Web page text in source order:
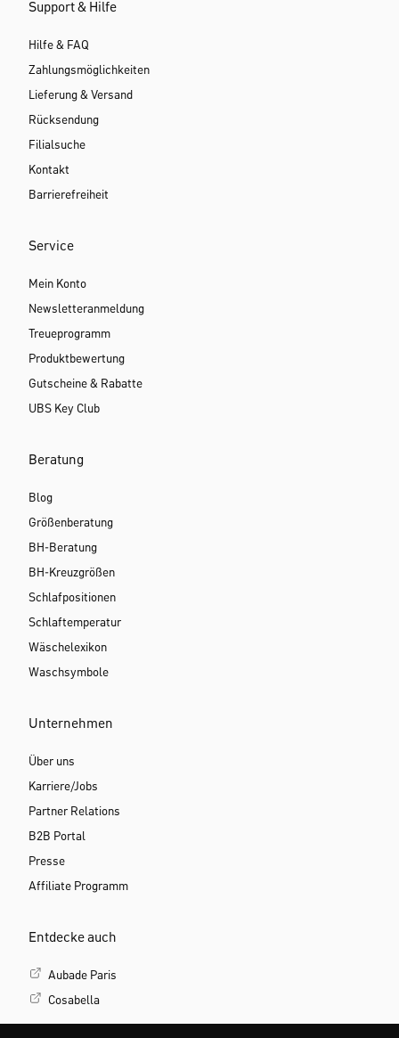
Support & Hilfe
Hilfe & FAQ
Zahlungsmöglichkeiten
Lieferung & Versand
Rücksendung
Filialsuche
Kontakt
Barrierefreiheit
Service
Mein Konto
Newsletteranmeldung
Treueprogramm
Produktbewertung
Gutscheine & Rabatte
UBS Key Club
Beratung
Blog
Größenberatung
BH-Beratung
BH-Kreuzgrößen
Schlafpositionen
Schlaftemperatur
Wäschelexikon
Waschsymbole
Unternehmen
Über uns
Karriere/Jobs
Partner Relations
B2B Portal
Presse
Affiliate Programm
Entdecke auch
Aubade Paris
Cosabella